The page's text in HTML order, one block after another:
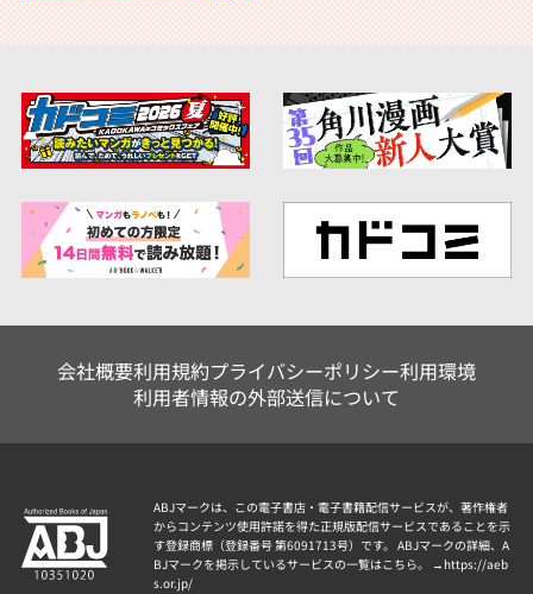
会社概要利用規約プライバシーポリシー利用環境
利用者情報の外部送信について
ABJマークは、この電子書店・電子書籍配信サービスが、著作権者
からコンテンツ使用許諾を得た正規版配信サービスであることを示
す登録商標（登録番号 第6091713号）です。 ABJマークの詳細、A
BJマークを掲示しているサービスの一覧はこちら。 → https://aeb
s.or.jp/